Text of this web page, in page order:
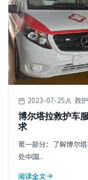
2023-07-25 救
博尔塔拉救护车
求
第一部分：了解博尔
处中国...
阅读全文